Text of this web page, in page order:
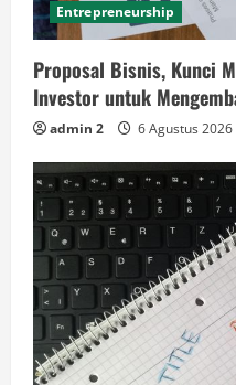
Entrepreneurship
Proposal Bisnis, Kunci
Investor untuk
admin 2 6 Agustus 2026